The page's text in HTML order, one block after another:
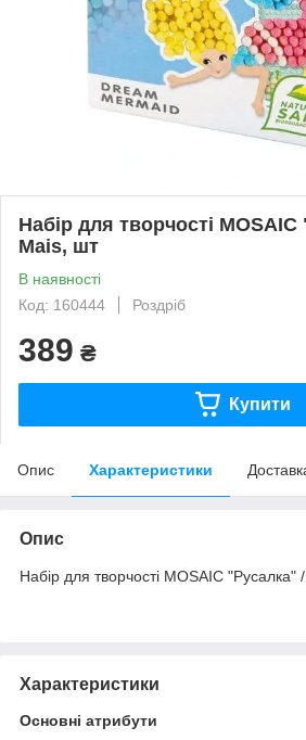
Набір для творчості
Mais, шт
В наявності
Код: 160444
Роздріб
389 ₴
Купити
Опис Характеристики
Опис
Набір для творчості MOSAIC
Характеристики
Основні атрибути